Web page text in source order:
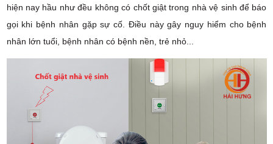
hiện nay hầu như đều không có chốt giật trong nhà vệ sinh để báo
gọi khi bệnh nhân gặp sự cố. Điều này gây nguy hiểm cho bệnh
nhân lớn tuổi, bệnh nhân có bệnh nền, trẻ nhỏ...